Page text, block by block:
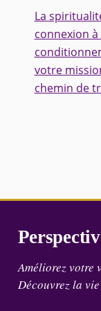
La
connexion
votre
chemin de
Améliorez votre
Découvrez la